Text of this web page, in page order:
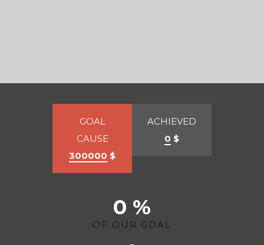
GOAL
CAUSE
300000 $
ACHIEVED
0 $
0 %
OF OUR GOAL